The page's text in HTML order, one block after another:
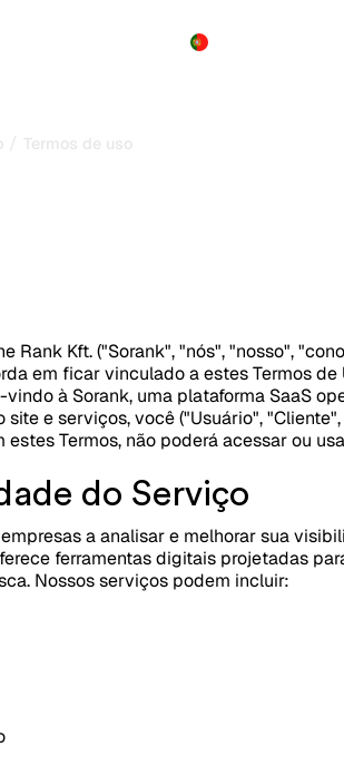
/ Termos de uso
Kft. ("Sorank", "nós", "nosso",
em ficar vinculado a estes Termos
vindo à Sorank, uma plataforma SaaS
site e serviços, você ("Usuário",
Termos, não poderá acessar ou
do Serviço
a analisar e melhorar sua
ferramentas digitais projetadas
Nossos serviços podem incluir: